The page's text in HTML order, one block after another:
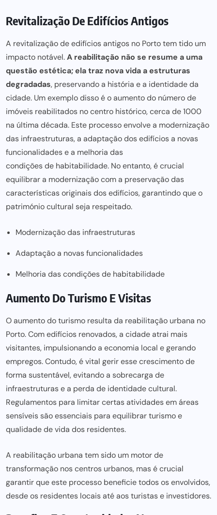
Revitalização De Edifícios Antigos
A revitalização de edifícios antigos no Porto tem tido um
impacto notável.A reabilitação não se resume a uma
questão estética; ela traz nova vida a estruturas
degradadas, preservando a história e a identidade da
cidade. Um exemplo disso é o aumento do número de
imóveis reabilitados no centro histórico,cerca de 1000
na última década. Este processo envolve a modernização
das infraestruturas, a adaptação dos edifícios a novas
funcionalidades e a melhoria das
condições de habitabilidade. No entanto, é crucial
equilibrar a modernização com a preservação das
características originais dos edifícios, garantindo que o
património cultural seja respeitado.
Modernização das infraestruturas
Adaptação a novas funcionalidades
Melhoria das condições de habitabilidade
Aumento Do Turismo E Visitas
O aumento do turismo resulta da reabilitação urbana no
Porto. Com edifícios renovados, a cidade atrai mais
visitantes, impulsionando a economia local e gerando
empregos. Contudo, é vital gerir esse crescimento de
forma sustentável, evitando a sobrecarga de
infraestruturas e a perda de identidade cultural.
Regulamentos para limitar certas atividades em áreas
sensíveis são essenciais para equilibrar turismo e
qualidade de vida dos residentes.
A reabilitação urbana tem sido um motor de
transformação nos centros urbanos, mas é crucial
garantir que este processo beneficie todos os envolvidos,
desde os residentes locais até aos turistas e investidores.